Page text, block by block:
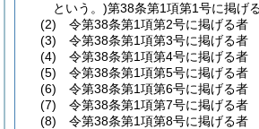
という。)第38条第1項第1号に掲げ
(2)
令第38条第1項第2号に掲げる者
(3)
令第38条第1項第3号に掲げる者
(4)
令第38条第1項第4号に掲げる者
(5)
令第38条第1項第5号に掲げる者
(6)
令第38条第1項第6号に掲げる者
(7)
令第38条第1項第7号に掲げる者
(8)
令第38条第1項第8号に掲げる者